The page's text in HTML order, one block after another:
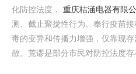
化防控法度， 重庆桔涵电器有限
测、截止聚拢性行为、奉行疫苗接
毒的变异和传播力增强，仅靠现
散。荒谬是部分市民对防控法度存